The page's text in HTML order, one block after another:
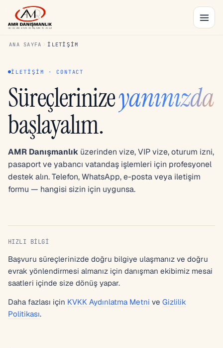
ANA SAYFA İLETIŞIM
İLETIŞIM · CONTACT
Süreçlerinizeyanınızda
başlayalım.
AMR Danışmanlık üzerinden vize, VIP vize, oturum izni,
pasaport ve yabancı vatandaş işlemleri için profesyonel
destek alın. Telefon, WhatsApp, e-posta veya iletişim
formu — hangisi sizin için uygunsa.
HIZLI BILGI
Başvuru süreçlerinizde doğru bilgiye ulaşmanız ve doğru
evrak yönlendirmesi almanız için danışman ekibimiz mesai
saatleri içinde size dönüş yapar.
Daha fazlası için KVKK Aydınlatma Metni ve Gizlilik
Politikası.